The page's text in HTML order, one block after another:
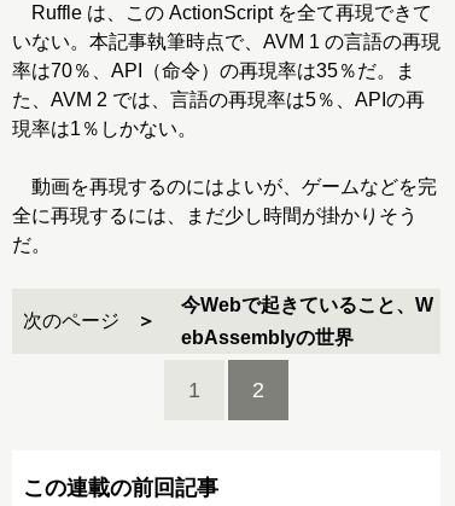
Ruffle は、この ActionScript を全て再現できて
いない。本記事執筆時点で、AVM 1 の言語の再現
率は70％、API（命令）の再現率は35％だ。ま
た、AVM 2 では、言語の再現率は5％、APIの再
現率は1％しかない。
動画を再現するのにはよいが、ゲームなどを完
全に再現するには、まだ少し時間が掛かりそう
だ。
次のページ
今Webで起きていること、W
ebAssemblyの世界
1 2
この連載の前回記事